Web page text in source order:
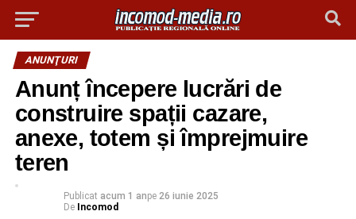
ANUNŢURI
Anunț începere lucrări de
construire spații cazare,
anexe, totem și împrejmuire
teren
Publicat acum 1 anpe 26 iunie 2025
De Incomod